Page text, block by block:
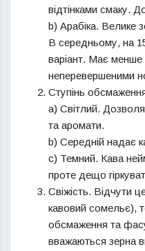
відтінками смаку.
b) Арабіка. Велике
В середньому, на
варіант. Має менше
неперевершеними
Ступінь
a) Світлий.
та аромати.
b) Середній надає
c) Темний. Кава
проте дещо
Свіжість. Відчути
кавовий сомельє),
обсмаження та
вважаються зерна